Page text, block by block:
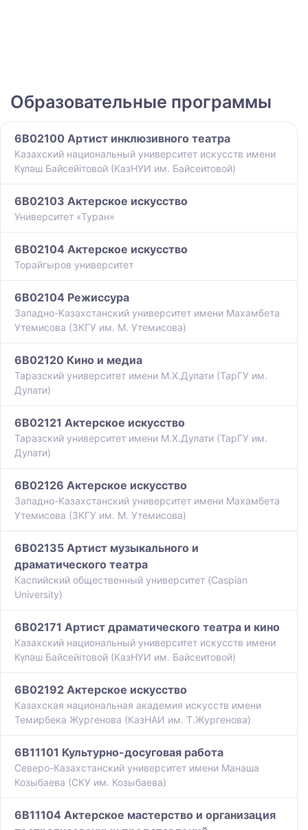
Образовательные программы
6B02100 Артист инклюзивного театра
Казахский национальный университет искусств имени
Күләш Байсейітовой (КазНУИ им. Байсеитовой)
6B02103 Актерское искусство
Университет «Туран»
6B02104 Актерское искусство
Торайгыров университет
6B02104 Режиссура
Западно-Казахстанский университет имени Махамбета
Утемисова (ЗКГУ им. М. Утемисова)
6B02120 Кино и медиа
Таразский университет имени М.Х.Дулати (ТарГУ им.
Дулати)
6B02121 Актерское искусство
Таразский университет имени М.Х.Дулати (ТарГУ им.
Дулати)
6B02126 Актерское искусство
Западно-Казахстанский университет имени Махамбета
Утемисова (ЗКГУ им. М. Утемисова)
6B02135 Артист музыкального и
драматического театра
Каспийский общественный университет (Caspian
University)
6B02171 Артист драматического театра и кино
Казахский национальный университет искусств имени
Күләш Байсейітовой (КазНУИ им. Байсеитовой)
6B02192 Актерское искусство
Казахская национальная академия искусств имени
Темирбека Жургенова (КазНАИ им. Т.Жургенова)
6B11101 Культурно-досуговая работа
Северо-Казахстанский университет имени Манаша
Козыбаева (СКУ им. Козыбаева)
6B11104 Актерское мастерство и организация